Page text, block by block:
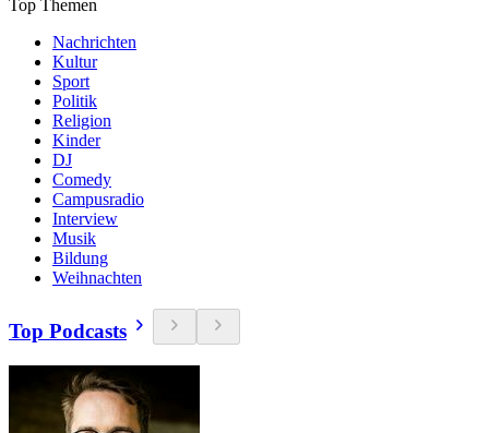
Top Themen
Nachrichten
Kultur
Sport
Politik
Religion
Kinder
DJ
Comedy
Campusradio
Interview
Musik
Bildung
Weihnachten
Top Podcasts